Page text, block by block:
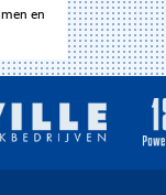
en